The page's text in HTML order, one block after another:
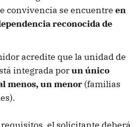
convivencia se encuentre en
reconocida de
acredite que la unidad de
integrada porun único
menos, un menor (familias